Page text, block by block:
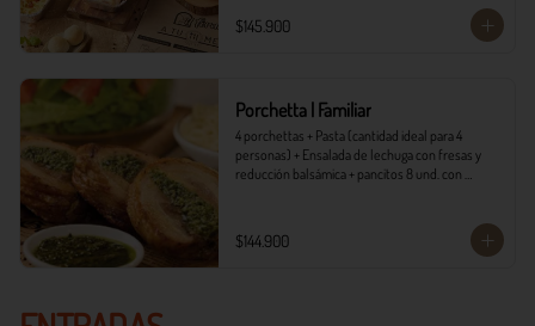
$145.900
Porchetta | Familiar
4 porchettas + Pasta (cantidad ideal para 4
personas) + Ensalada de lechuga con fresas y
reducción balsámica + pancitos 8 und. con
$144.900